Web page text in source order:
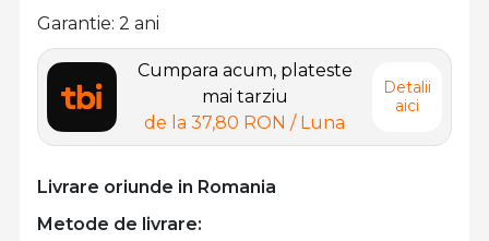
Cumpara acum, plateste
mai tarziu
de la 37,80 RON / Luna
Detalii
aici
Livrare oriunde in Romania
Metode de livrare:
Garantie: 2 ani